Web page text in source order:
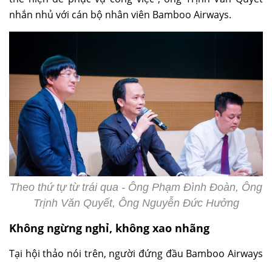
nhắn nhủ với cán bộ nhân viên Bamboo Airways.
Theo thứ tự từ trái qua - Ông Phạm Đình Đoàn, Ông
Trịnh Văn Quyết, Ông Nguyễn Đức Hưởng
Không ngừng nghỉ, không xao nhãng
Tại hội thảo nói trên, người đứng đầu Bamboo Airways